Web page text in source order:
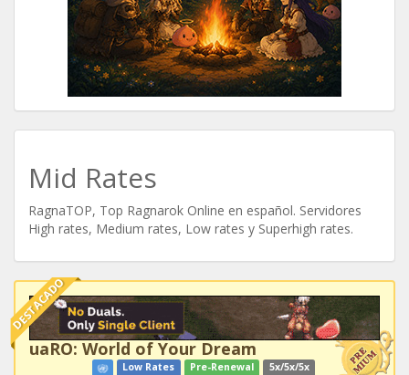
Mid Rates
RagnaTOP, Top Ragnarok Online en español. Servidores
High rates, Medium rates, Low rates y Superhigh rates.
DESTACADO
uaRO: World of Your Dream
Low Rates Pre-Renewal 5x/5x/5x